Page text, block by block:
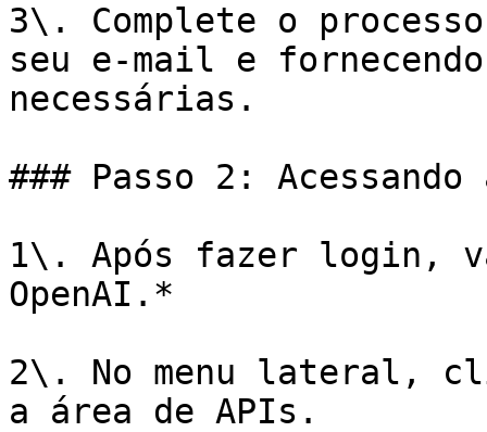
3\. Complete o
seu e-mail e
necessárias.
### Passo 2:
1\. Após fazer login,
OpenAI.*
2\. No menu lateral,
a área de APIs.